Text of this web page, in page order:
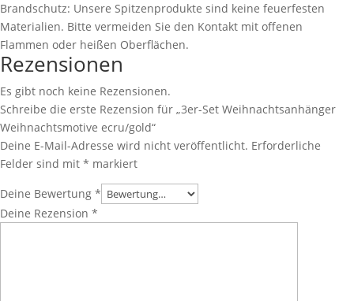
Brandschutz: Unsere Spitzenprodukte sind keine feuerfesten
Materialien. Bitte vermeiden Sie den Kontakt mit offenen
Flammen oder heißen Oberflächen.
Rezensionen
Es gibt noch keine Rezensionen.
Schreibe die erste Rezension für „3er-Set Weihnachtsanhänger
Weihnachtsmotive ecru/gold“
Deine E-Mail-Adresse wird nicht veröffentlicht. Erforderliche
Felder sind mit * markiert
Deine Bewertung *
Deine Rezension *